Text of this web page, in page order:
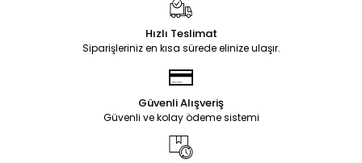
Hızlı Teslimat
Siparişleriniz en kısa sürede elinize ulaşır.
Güvenli Alışveriş
Güvenli ve kolay ödeme sistemi